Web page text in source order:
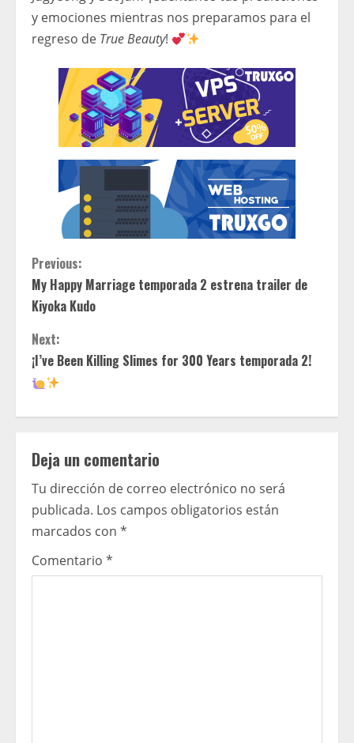
y emociones mientras nos preparamos para el
regreso de True Beauty!
C
o
n
t
i
u
e
R
e
Previous:
My Happy Marriage temporada 2 estrena trailer de
Kiyoka Kudo
Next:
¡I’ve Been Killing Slimes for 300 Years temporada 2!
Deja un comentario
Tu dirección de correo electrónico no será
publicada. Los campos obligatorios están
marcados con *
Comentario *